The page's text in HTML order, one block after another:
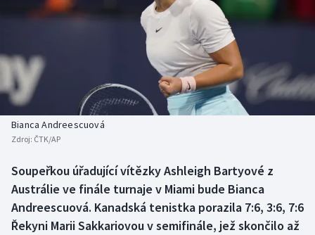
Americký fotbal
Baseball a softbal
Basketbal
Biatlon
Box
Curling
NEPŘEHLÉDNĚTE
Soutěže
Historické návraty
Aplikace ČT sport
Bianca Andreescuová
Zdroj: ČTK/AP
Soupeřkou úřadující vítězky Ashleigh Bartyové z
Austrálie ve finále turnaje v Miami bude Bianca
Andreescuová. Kanadská tenistka porazila 7:6, 3:6, 7:6
Řekyni Marii Sakkariovou v semifinále, jež skončilo až